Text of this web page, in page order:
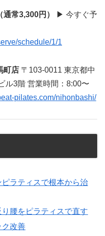
常3,300円）
▶ 今すぐ予
schedule/1/1
町店 〒103-0011 東京都中
ル3階 営業時間：8:00〜
pilates.com/nihonbashi/
ラティスで根本から治
腰をピラティスで直す
ク改善